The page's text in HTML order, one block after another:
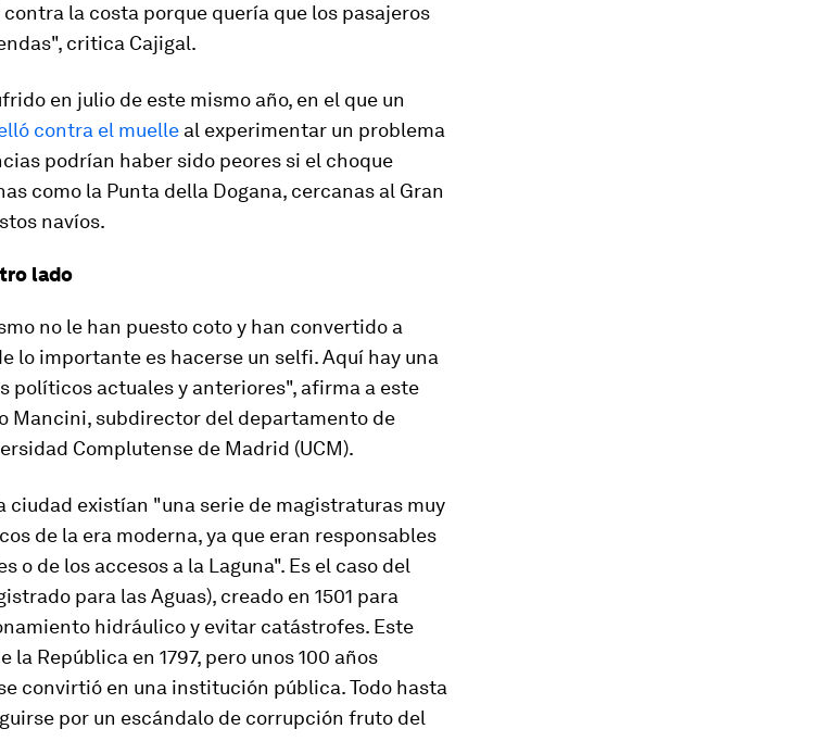
la costa porque quería que los pasajeros
critica Cajigal.
en julio de este mismo año, en el que un
contra el muelle al experimentar un problema
podrían haber sido peores si el choque
como la Punta della Dogana, cercanas al Gran
navíos.
lado
no le han puesto coto y han convertido a
lo importante es hacerse un selfi. Aquí hay una
políticos actuales y anteriores", afirma a este
Mancini, subdirector del departamento de
Complutense de Madrid (UCM).
ciudad existían "una serie de magistraturas muy
de la era moderna, ya que eran responsables
o de los accesos a la Laguna". Es el caso del
para las Aguas), creado en 1501 para
hidráulico y evitar catástrofes. Este
la República en 1797, pero unos 100 años
convirtió en una institución pública. Todo hasta
por un escándalo de corrupción fruto del